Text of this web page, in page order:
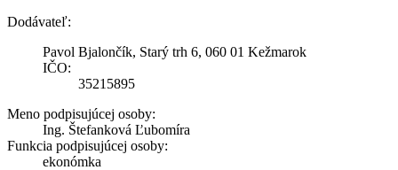
Dodávateľ:
Pavol Bjalončík, Starý trh 6, 060 01 Kežmarok
IČO:
35215895
Meno podpisujúcej osoby:
Ing. Štefanková Ľubomíra
Funkcia podpisujúcej osoby:
ekonómka